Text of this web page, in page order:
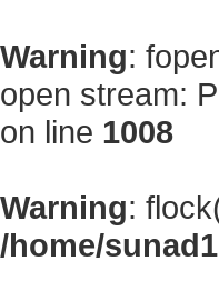
Warning:
open stream:
on line 1008
Warning:
/home/